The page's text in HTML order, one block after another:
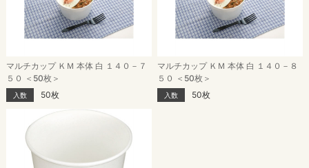
マルチカップ ＫＭ 本体 白 １４０－７
５０ ＜50枚＞
入数 50枚
マルチカップ ＫＭ 本体 白 １４０－８
５０ ＜50枚＞
入数 50枚